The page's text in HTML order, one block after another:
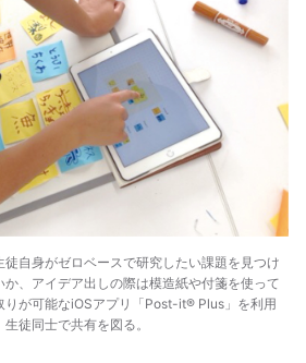
自身がゼロベースで研究したい課題を見つけ
、アイデア出しの際は模造紙や付箋を使って
りが可能なiOSアプリ「Post-it® Plus」を利用
徒同士で共有を図る。